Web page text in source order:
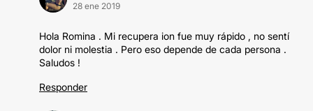
28 ene 2019
Hola Romina . Mi recupera ion fue muy rápido , no sentí
dolor ni molestia . Pero eso depende de cada persona .
Saludos !
Responder